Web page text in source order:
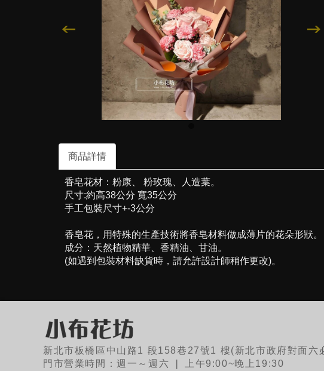
商品詳情
香皂花材：粉康、 粉玫瑰、人造葉。
尺寸:約高38公分 寬35公分
手工包裝尺寸+-3公分
香皂花，用特殊的生產技術將香皂材料做成薄片的花朵形狀。
成分：天然植物精華、香精油、甘油。
(如遇到包裝材料缺貨時，請允許設計師稍作更改)。
新北市板橋區中山路1 段158巷27號1 樓(新北市政府對面六
門市營業時間：週一～週六 ❘ 上午9:00~晚上19:30